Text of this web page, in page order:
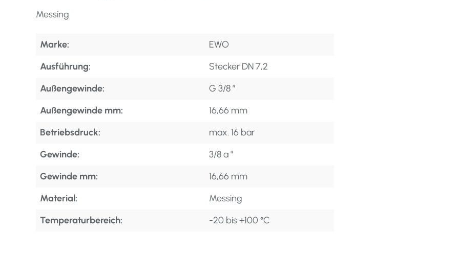
Messing
Marke:
EWO
Ausführung:
Stecker DN 7,2
Außengewinde:
G 3/8 ″
Außengewinde mm:
16,66 mm
Betriebsdruck:
max. 16 bar
Gewinde:
3/8 a "
Gewinde mm:
16,66 mm
Material:
Messing
Temperaturbereich:
-20 bis +100 °C